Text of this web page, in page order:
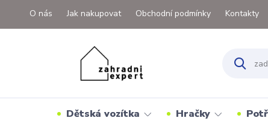
O nás Jak nakupovat Obchodní podmínky Kontakty
Dětská vozítka Hračky